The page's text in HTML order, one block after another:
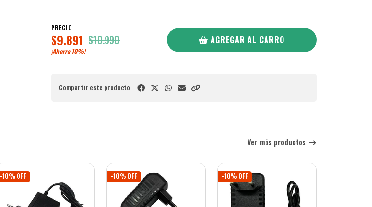
PRECIO
$9.891 $10.990
¡Ahorra 10%!
AGREGAR AL CARRO
Compartir este producto
Ver más productos
-10% OFF -10% OFF -10% OFF